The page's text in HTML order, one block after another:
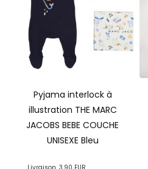
Pyjama interlock à
illustration THE MARC
JACOBS BEBE COUCHE
UNISEXE Bleu